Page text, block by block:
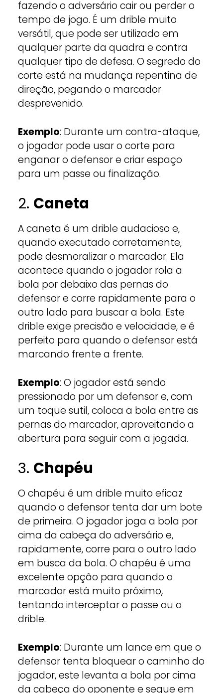
fazendo o adversário cair ou perder o
tempo de jogo. É um drible muito
versátil, que pode ser utilizado em
qualquer parte da quadra e contra
qualquer tipo de defesa. O segredo do
corte está na mudança repentina de
direção, pegando o marcador
desprevenido.
Exemplo: Durante um contra-ataque,
o jogador pode usar o corte para
enganar o defensor e criar espaço
para um passe ou finalização.
2. Caneta
A caneta é um drible audacioso e,
quando executado corretamente,
pode desmoralizar o marcador. Ela
acontece quando o jogador rola a
bola por debaixo das pernas do
defensor e corre rapidamente para o
outro lado para buscar a bola. Este
drible exige precisão e velocidade, e é
perfeito para quando o defensor está
marcando frente a frente.
Exemplo: O jogador está sendo
pressionado por um defensor e, com
um toque sutil, coloca a bola entre as
pernas do marcador, aproveitando a
abertura para seguir com a jogada.
3. Chapéu
O chapéu é um drible muito eficaz
quando o defensor tenta dar um bote
de primeira. O jogador joga a bola por
cima da cabeça do adversário e,
rapidamente, corre para o outro lado
em busca da bola. O chapéu é uma
excelente opção para quando o
marcador está muito próximo,
tentando interceptar o passe ou o
drible.
Exemplo: Durante um lance em que o
defensor tenta bloquear o caminho do
jogador, este levanta a bola por cima
da cabeça do oponente e segue em